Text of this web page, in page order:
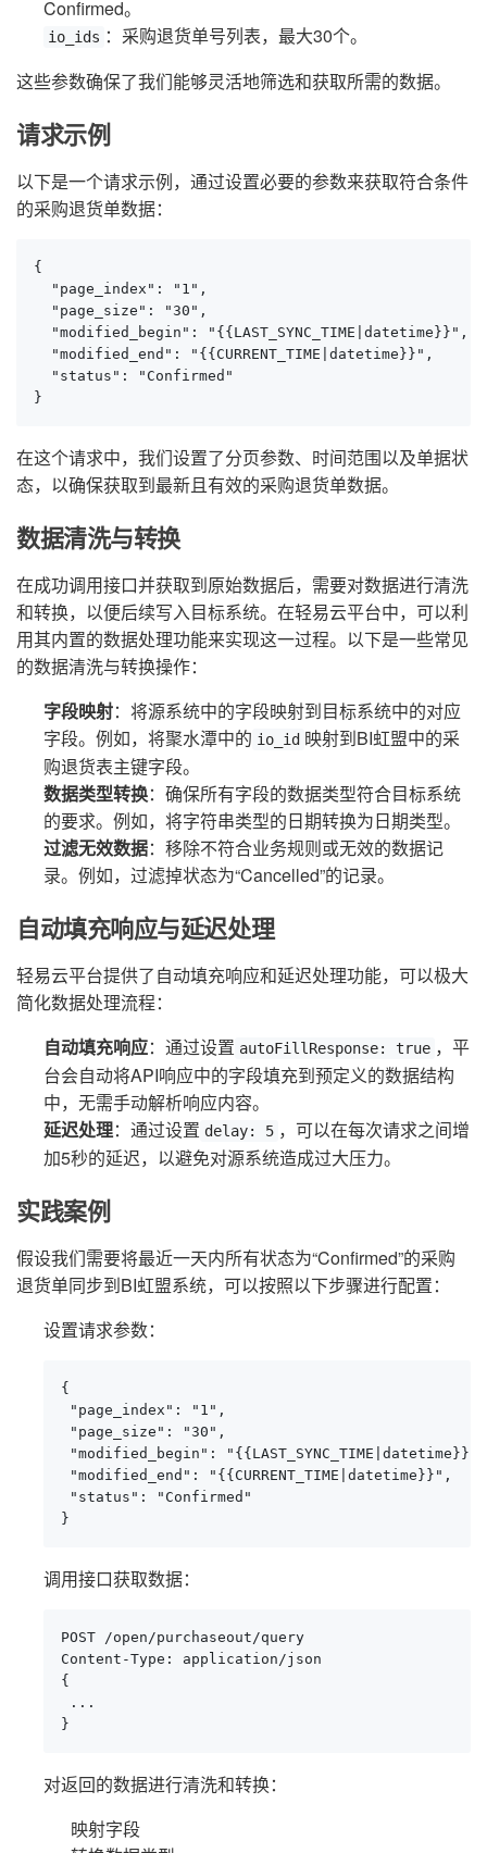
Confirmed。
io_ids ：采购退货单号列表，最大30个。
这些参数确保了我们能够灵活地筛选和获取所需的数据。
请求示例
以下是一个请求示例，通过设置必要的参数来获取符合条件
的采购退货单数据：
{
  "page_index": "1",
  "page_size": "30",
  "modified_begin": "{{LAST_SYNC_TIME|datetime}}",
  "modified_end": "{{CURRENT_TIME|datetime}}",
  "status": "Confirmed"
}
在这个请求中，我们设置了分页参数、时间范围以及单据状
态，以确保获取到最新且有效的采购退货单数据。
数据清洗与转换
在成功调用接口并获取到原始数据后，需要对数据进行清洗
和转换，以便后续写入目标系统。在轻易云平台中，可以利
用其内置的数据处理功能来实现这一过程。以下是一些常见
的数据清洗与转换操作：
字段映射：将源系统中的字段映射到目标系统中的对应
字段。例如，将聚水潭中的 io_id 映射到BI虹盟中的采
购退货表主键字段。
数据类型转换：确保所有字段的数据类型符合目标系统
的要求。例如，将字符串类型的日期转换为日期类型。
过滤无效数据：移除不符合业务规则或无效的数据记
录。例如，过滤掉状态为“Cancelled”的记录。
自动填充响应与延迟处理
轻易云平台提供了自动填充响应和延迟处理功能，可以极大
简化数据处理流程：
自动填充响应：通过设置 autoFillResponse: true ，平
台会自动将API响应中的字段填充到预定义的数据结构
中，无需手动解析响应内容。
延迟处理：通过设置 delay: 5 ，可以在每次请求之间增
加5秒的延迟，以避免对源系统造成过大压力。
实践案例
假设我们需要将最近一天内所有状态为“Confirmed”的采购
退货单同步到BI虹盟系统，可以按照以下步骤进行配置：
设置请求参数：
{
"page_index": "1",
"page_size": "30",
"modified_begin": "{{LAST_SYNC_TIME|datetime}}",
"modified_end": "{{CURRENT_TIME|datetime}}",
"status": "Confirmed"
}
调用接口获取数据：
POST /open/purchaseout/query
Content-Type: application/json
{
...
}
对返回的数据进行清洗和转换：
映射字段